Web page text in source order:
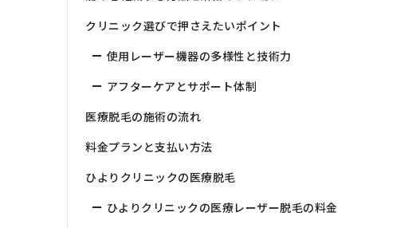
クリニック選びで押さえたいポイント
使用レーザー機器の多様性と技術力
アフターケアとサポート体制
医療脱毛の施術の流れ
料金プランと支払い方法
ひよりクリニックの医療脱毛
ひよりクリニックの医療レーザー脱毛の料金